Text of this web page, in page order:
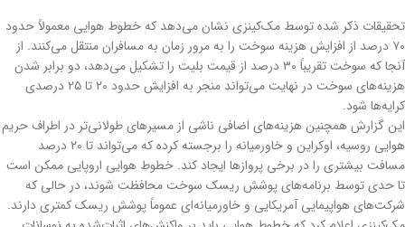
تحقیقات ذکر شده توسط مک‌کینزی نشان می‌دهد که خطوط هوایی معمولاً حدود
۷۰ درصد از افزایش هزینه سوخت را به مرور زمان به مسافران منتقل می‌کنند. از
آنجا که سوخت تقریباً ۳۰ درصد از قیمت بلیت را تشکیل می‌دهد، دو برابر شدن
هزینه‌های سوخت در نهایت می‌تواند منجر به افزایش حدود ۲۰ تا ۲۵ درصدی
کرایه‌ها شود.
این گزارش همچنین هزینه‌های اضافی ناشی از مسیرهای طولانی‌تر در اطراف حریم
هوایی روسیه، اوکراین و خاورمیانه را برجسته کرده که می‌تواند تا ۲۰ درصد
مسافت بیشتری را در برخی پروازها ایجاد کند. خطوط هوایی اروپایی ممکن است
تا حدی توسط برنامه‌های پوشش ریسک سوخت محافظت شوند، در حالی که
شرکت‌های هواپیمایی آمریکایی و خاورمیانه‌ای عموماً پوشش ریسک کمتری دارند.